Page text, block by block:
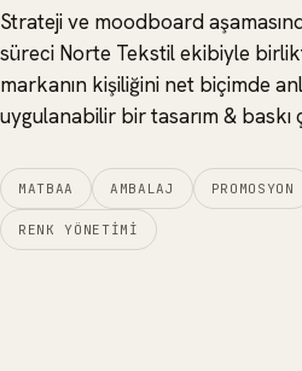
Strateji ve moodboard
süreci Norte Tekstil ekibiyle
markanın kişiliğini net biçimde
uygulanabilir bir tasarım & baskı
MATBAA AMBALAJ PROMOSYON
RENK YÖNETIMI